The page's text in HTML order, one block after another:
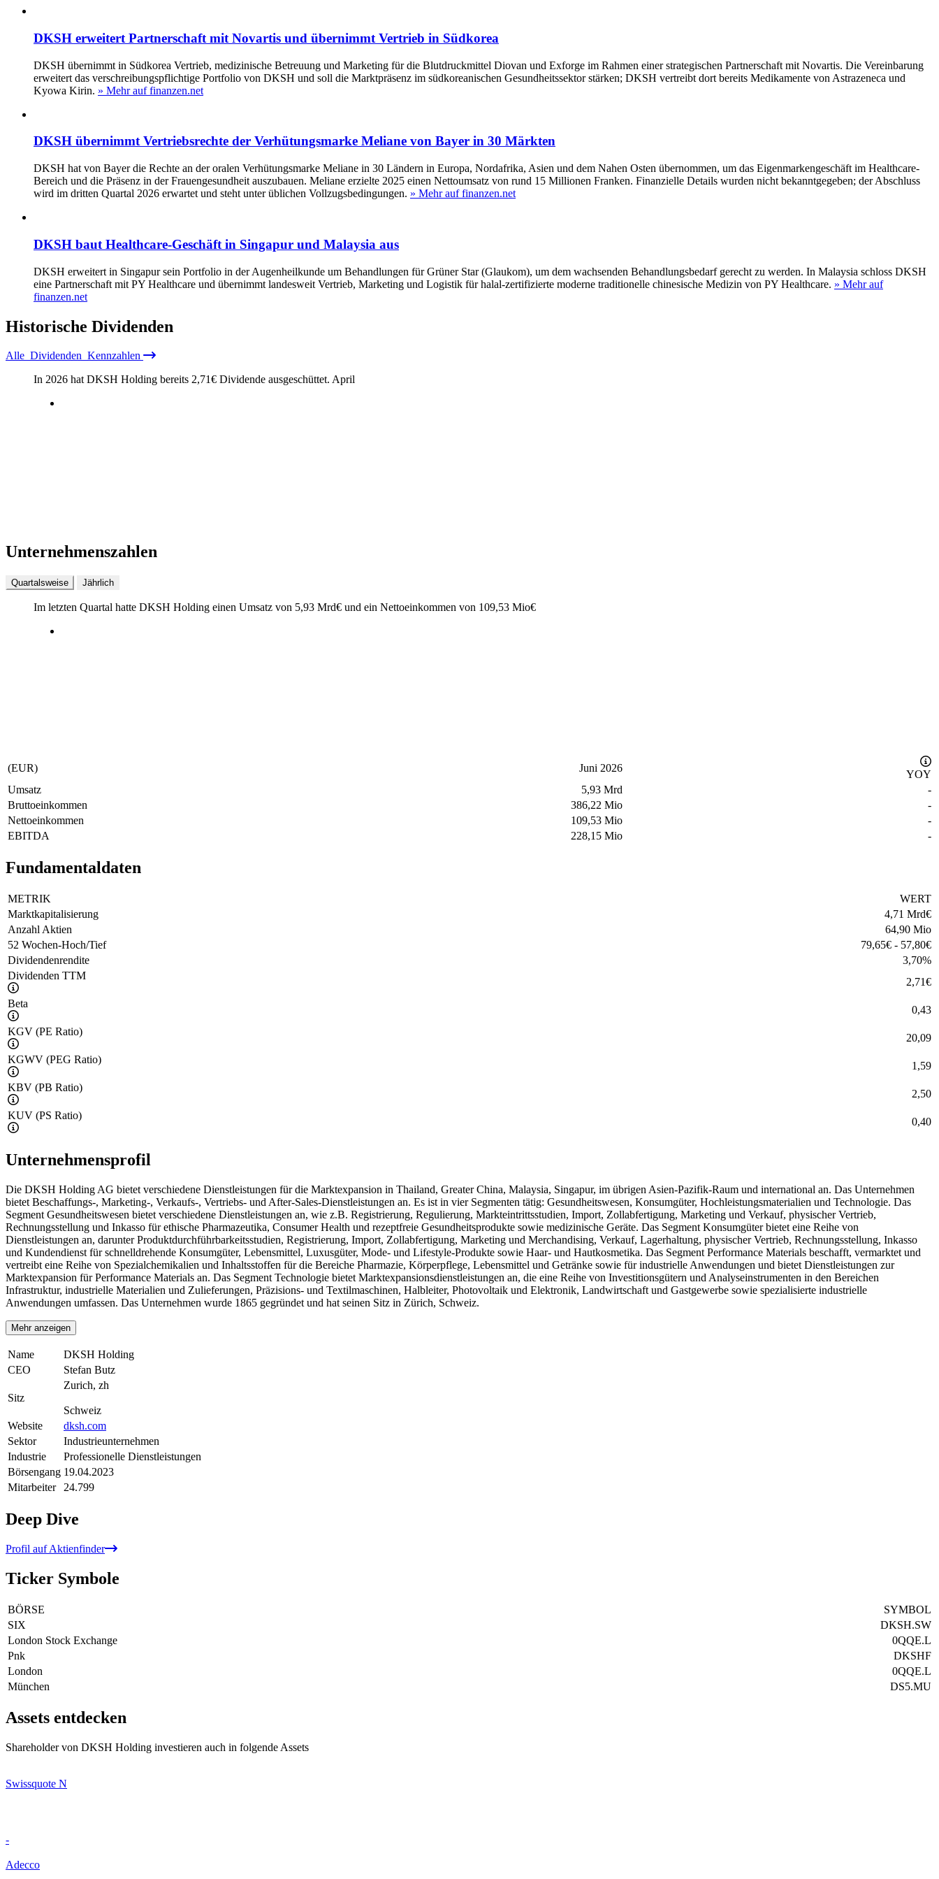
DKSH erweitert Partnerschaft mit Novartis und übernimmt Vertrieb in Südkorea
DKSH übernimmt in Südkorea Vertrieb, medizinische Betreuung und Marketing für die Blutdruckmittel Diovan und Exforge im Rahmen einer strategischen Partnerschaft mit Novartis. Die Vereinbarung
erweitert das verschreibungspflichtige Portfolio von DKSH und soll die Marktpräsenz im südkoreanischen Gesundheitssektor stärken; DKSH vertreibt dort bereits Medikamente von Astrazeneca und
Kyowa Kirin. » Mehr auf finanzen.net
DKSH übernimmt Vertriebsrechte der Verhütungsmarke Meliane von Bayer in 30 Märkten
DKSH hat von Bayer die Rechte an der oralen Verhütungsmarke Meliane in 30 Ländern in Europa, Nordafrika, Asien und dem Nahen Osten übernommen, um das Eigenmarkengeschäft im Healthcare-
Bereich und die Präsenz in der Frauengesundheit auszubauen. Meliane erzielte 2025 einen Nettoumsatz von rund 15 Millionen Franken. Finanzielle Details wurden nicht bekanntgegeben; der Abschluss
wird im dritten Quartal 2026 erwartet und steht unter üblichen Vollzugsbedingungen. » Mehr auf finanzen.net
DKSH baut Healthcare-Geschäft in Singapur und Malaysia aus
DKSH erweitert in Singapur sein Portfolio in der Augenheilkunde um Behandlungen für Grüner Star (Glaukom), um dem wachsenden Behandlungsbedarf gerecht zu werden. In Malaysia schloss DKSH
eine Partnerschaft mit PY Healthcare und übernimmt landesweit Vertrieb, Marketing und Logistik für halal-zertifizierte moderne traditionelle chinesische Medizin von PY Healthcare. » Mehr auf
finanzen.net
Historische Dividenden
Alle Dividenden Kennzahlen
In 2026 hat DKSH Holding bereits 2,71€ Dividende ausgeschüttet. April
Unternehmenszahlen
Quartalsweise Jährlich
Im letzten Quartal hatte DKSH Holding einen Umsatz von 5,93 Mrd€ und ein Nettoeinkommen von 109,53 Mio€
(EUR) Juni 2026
YOY
Umsatz
5,93 Mrd
-
Bruttoeinkommen
386,22 Mio
-
Nettoeinkommen
109,53 Mio
-
EBITDA
228,15 Mio -
Fundamentaldaten
METRIK
WERT
Marktkapitalisierung
4,71 Mrd€
Anzahl Aktien
64,90 Mio
52 Wochen-Hoch/Tief
79,65€ - 57,80€
Dividendenrendite
3,70%
Dividenden TTM
2,71€
Beta
0,43
KGV (PE Ratio)
20,09
KGWV (PEG Ratio)
1,59
KBV (PB Ratio)
2,50
KUV (PS Ratio)
0,40
Unternehmensprofil
Die DKSH Holding AG bietet verschiedene Dienstleistungen für die Marktexpansion in Thailand, Greater China, Malaysia, Singapur, im übrigen Asien-Pazifik-Raum und international an. Das Unternehmen
bietet Beschaffungs-, Marketing-, Verkaufs-, Vertriebs- und After-Sales-Dienstleistungen an. Es ist in vier Segmenten tätig: Gesundheitswesen, Konsumgüter, Hochleistungsmaterialien und Technologie. Das
Segment Gesundheitswesen bietet verschiedene Dienstleistungen an, wie z.B. Registrierung, Regulierung, Markteintrittsstudien, Import, Zollabfertigung, Marketing und Verkauf, physischer Vertrieb,
Rechnungsstellung und Inkasso für ethische Pharmazeutika, Consumer Health und rezeptfreie Gesundheitsprodukte sowie medizinische Geräte. Das Segment Konsumgüter bietet eine Reihe von
Dienstleistungen an, darunter Produktdurchführbarkeitsstudien, Registrierung, Import, Zollabfertigung, Marketing und Merchandising, Verkauf, Lagerhaltung, physischer Vertrieb, Rechnungsstellung, Inkasso
und Kundendienst für schnelldrehende Konsumgüter, Lebensmittel, Luxusgüter, Mode- und Lifestyle-Produkte sowie Haar- und Hautkosmetika. Das Segment Performance Materials beschafft, vermarktet und
vertreibt eine Reihe von Spezialchemikalien und Inhaltsstoffen für die Bereiche Pharmazie, Körperpflege, Lebensmittel und Getränke sowie für industrielle Anwendungen und bietet Dienstleistungen zur
Marktexpansion für Performance Materials an. Das Segment Technologie bietet Marktexpansionsdienstleistungen an, die eine Reihe von Investitionsgütern und Analyseinstrumenten in den Bereichen
Infrastruktur, industrielle Materialien und Zulieferungen, Präzisions- und Textilmaschinen, Halbleiter, Photovoltaik und Elektronik, Landwirtschaft und Gastgewerbe sowie spezialisierte industrielle
Anwendungen umfassen. Das Unternehmen wurde 1865 gegründet und hat seinen Sitz in Zürich, Schweiz.
Mehr anzeigen
Name
DKSH Holding
CEO
Stefan Butz
Sitz
Zurich, zh
Schweiz
Website
dksh.com
Sektor
Industrieunternehmen
Industrie
Professionelle Dienstleistungen
Börsengang 19.04.2023
Mitarbeiter
24.799
Deep Dive
Profil auf Aktienfinder
Ticker Symbole
BÖRSE
SYMBOL
SIX
DKSH.SW
London Stock Exchange
0QQE.L
Pnk
DKSHF
London
0QQE.L
München
DS5.MU
Assets entdecken
Shareholder von DKSH Holding investieren auch in folgende Assets
Swissquote N
-
Adecco